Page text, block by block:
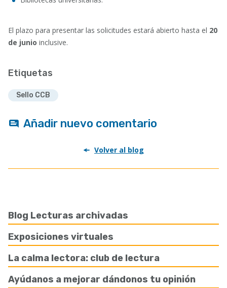
Blog Lecturas archivadas
Exposiciones virtuales
La calma lectora: club de lectura
Ayúdanos a mejorar dándonos tu opinión
El plazo para presentar las solicitudes estará abierto hasta el 20
de junio inclusive.
Etiquetas
Sello CCB
Añadir nuevo comentario
Volver al blog